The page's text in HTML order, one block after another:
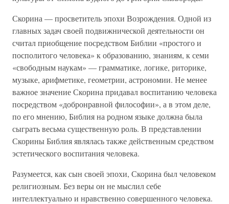
Скорина — просветитель эпохи Возрождения. Одной из
главных задач своей подвижнической деятельности он
считал приобщение посредством Библии «простого и
посполитого человека» к образованию, знаниям, к семи
«свободным наукам» — грамматике, логике, риторике,
музыке, арифметике, геометрии, астрономии. Не менее
важное значение Скорина придавал воспитанию человека
посредством «добронравной философии», а в этом деле,
по его мнению, Библия на родном языке должна была
сыграть весьма существенную роль. В представлении
Скорины Библия являлась также действенным средством
эстетического воспитания человека.
Разумеется, как сын своей эпохи, Скорина был человеком
религиозным. Без веры он не мыслил себе
интеллектуально и нравственно совершенного человека.